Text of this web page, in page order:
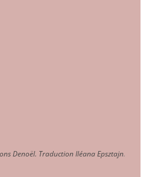
Denoël. Traduction Iléana Epsztajn.